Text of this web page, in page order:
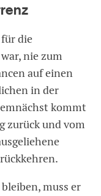
die
nie zum
auf einen
in der
kommt
zurück und vom
muss er